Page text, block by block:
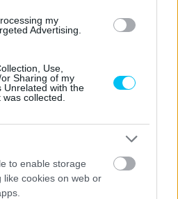
my
Advertising.
Use,
Sharing of my
Unrelated with the
collected.
to enable storage
like cookies on web or
a Marc Márquezre való cserét.